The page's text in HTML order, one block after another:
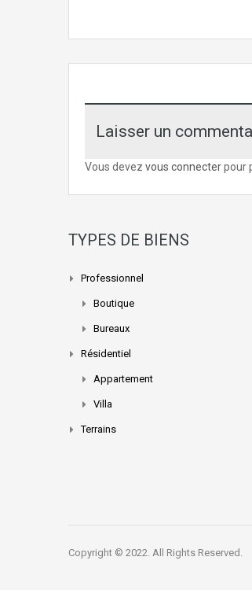
Laisser un
Vous devez vous connecterpour
TYPES DE BIENS
Professionnel
Boutique
Bureaux
Résidentiel
Appartement
Villa
Terrains
Copyright © 2022. All Rights Reserved.